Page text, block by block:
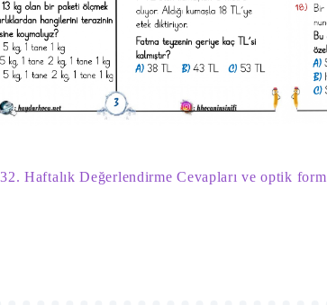
32. Haftalık Değerlendirme Cevapları ve optik form